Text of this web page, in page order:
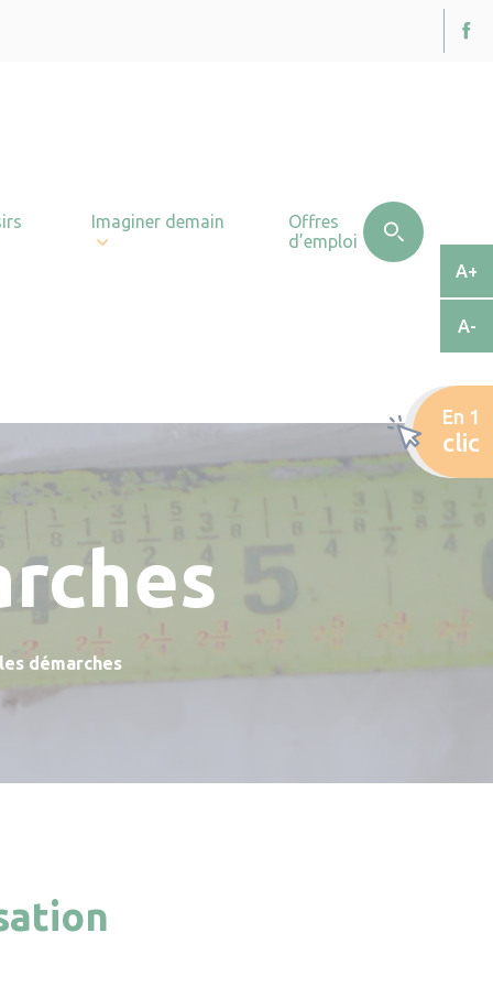
Imaginer demain
Offres
d’emploi
démarches
A+
A-
En 1
clic